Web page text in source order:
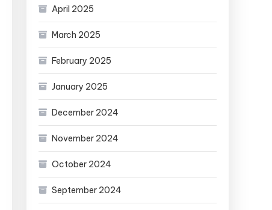
April 2025
March 2025
February 2025
January 2025
December 2024
November 2024
October 2024
September 2024